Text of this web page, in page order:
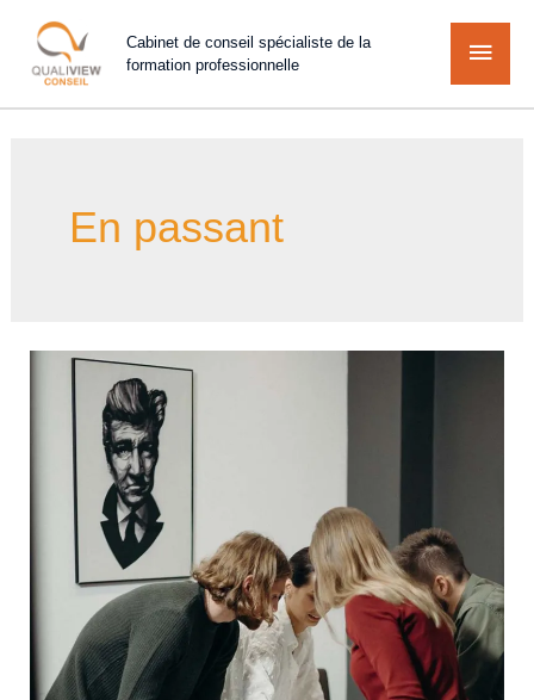
Cabinet de conseil spécialiste de la
formation professionnelle
En passant